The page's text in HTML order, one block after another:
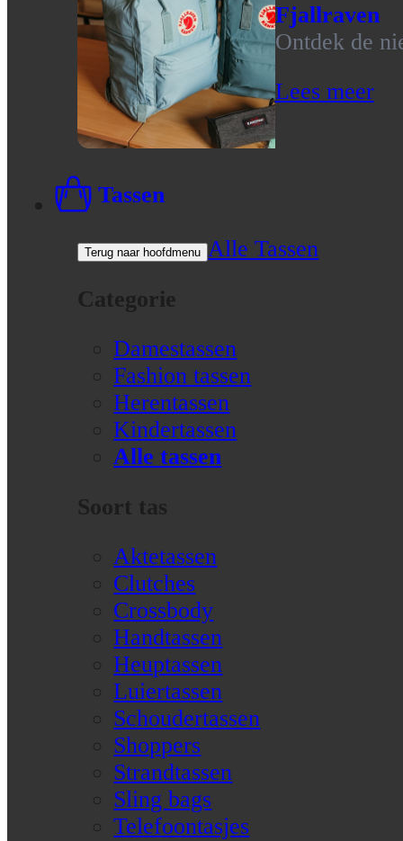
Fjallraven
Ontdek de
Lees meer
Tassen
Terug naar hoofdmenu Alle Tassen
Categorie
Damestassen
Fashion tassen
Herentassen
Kindertassen
Alle tassen
Soort tas
Aktetassen
Clutches
Crossbody
Handtassen
Heuptassen
Luiertassen
Schoudertassen
Shoppers
Strandtassen
Sling bags
Telefoontasjes